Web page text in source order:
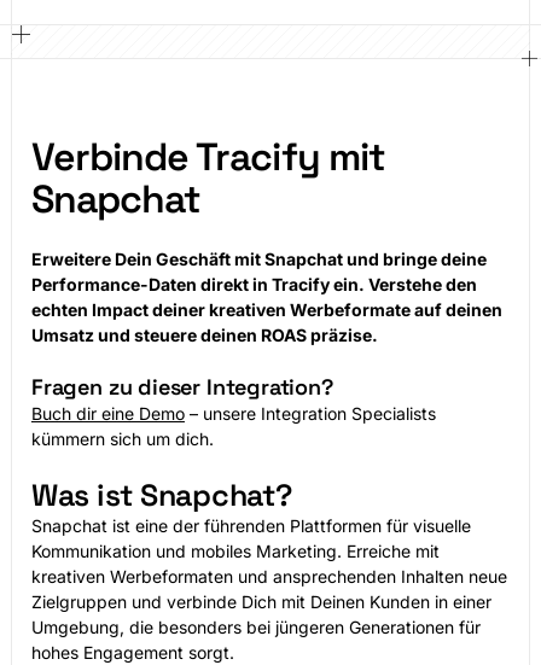
Verbinde Tracify mit
Snapchat
Erweitere Dein Geschäft mit Snapchat und bringe deine
Performance-Daten direkt in Tracify ein. Verstehe den
echten Impact deiner kreativen Werbeformate auf deinen
Umsatz und steuere deinen ROAS präzise.
Fragen zu dieser Integration?
Buch dir eine Demo– unsere Integration Specialists
kümmern sich um dich.
Was ist Snapchat?
Snapchat ist eine der führenden Plattformen für visuelle
Kommunikation und mobiles Marketing. Erreiche mit
kreativen Werbeformaten und ansprechenden Inhalten neue
Zielgruppen und verbinde Dich mit Deinen Kunden in einer
Umgebung, die besonders bei jüngeren Generationen für
hohes Engagement sorgt.